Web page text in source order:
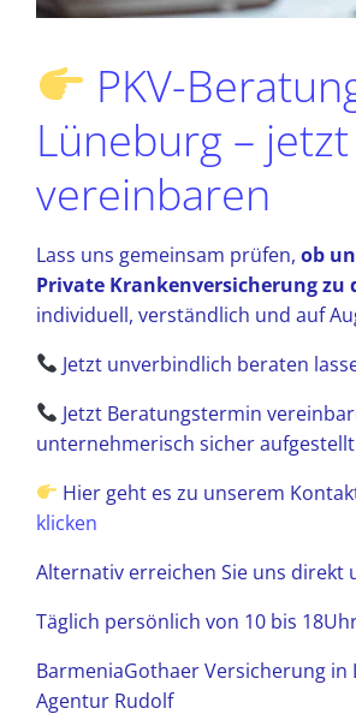
PKV-
Lüneburg –
vereinbaren
Lass uns gemeinsam prüfen, ob
Private Krankenversicherung zu
individuell, verständlich und auf
Jetzt unverbindlich beraten
Jetzt Beratungstermin
unternehmerisch sicher
Hier geht es zu unserem
klicken
Alternativ erreichen Sie uns direkt
Täglich persönlich von 10 bis
BarmeniaGothaer Versicherung in
Agentur Rudolf